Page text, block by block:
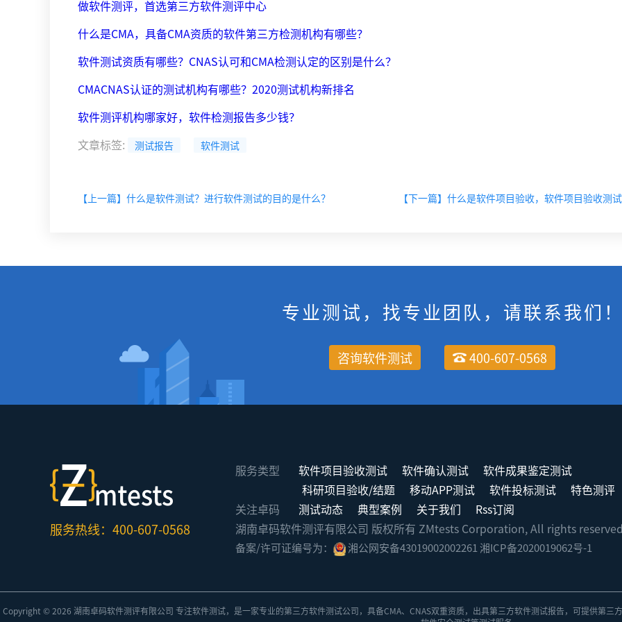
做软件测评，首选第三方软件测评中心
什么是CMA，具备CMA资质的软件第三方检测机构有哪些？
软件测试资质有哪些？CNAS认可和CMA检测认定的区别是什么？
CMACNAS认证的测试机构有哪些？2020测试机构新排名
软件测评机构哪家好，软件检测报告多少钱？
文章标签: 测试报告 软件测试
【上一篇】什么是软件测试？进行软件测试的目的是什么？ 【下一篇】什么是软件项目验收，软件项目验收测
专业测试，找专业团队，请联系我们
咨询软件测试 400-607-0568
服务热线：400-607-0568
服务类型 软件项目验收测试 软件确认测试
软件成果鉴定测试
科研项目验收/结题
移动APP测试 软件投标测试
特色测评
关注卓码
测试动态 典型案例 关于我们
Rss订阅
湖南卓码软件测评有限公司 版权所有 ZMtests Corporation, All rights
备案/许可证编号为： 湘公网安备43019002002261 湘ICP备2020019062号-1
Copyright © 2026 湖南卓码软件测评有限公司 专注软件测试，是一家专业的第三方软件测试公司，具备CMA、CNAS双重资质，出具第三方软件测试报告，可提供第三方